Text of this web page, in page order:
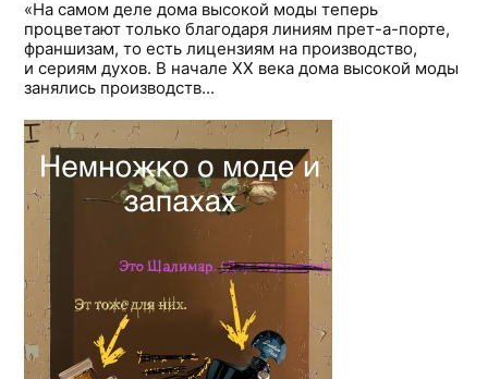
«На самом деле дома высокой моды теперь
процветают только благодаря линиям прет-а-порте,
франшизам, то есть лицензиям на производство,
и сери­ям духов. В начале XX века дома высокой моды
занялись производств...